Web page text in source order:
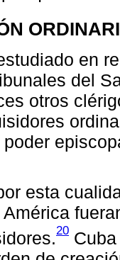
en
del
otros
esta
20